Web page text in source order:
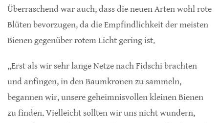
Überraschend war auch, dass die neuen Arten wohl rote
Blüten bevorzugen, da die Empfindlichkeit der meisten
Bienen gegenüber rotem Licht gering ist.
„Erst als wir sehr lange Netze nach Fidschi brachten
und anfingen, in den Baumkronen zu sammeln,
begannen wir, unsere geheimnisvollen kleinen Bienen
zu finden. Vielleicht sollten wir uns nicht wundern,